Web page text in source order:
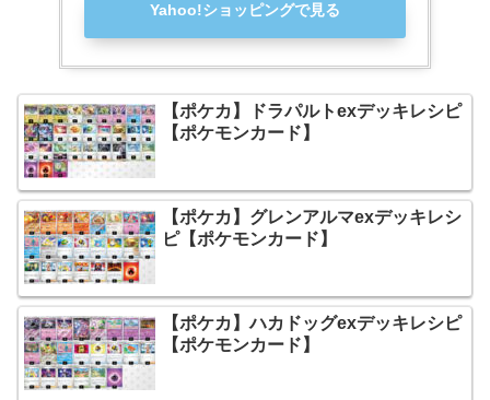
Yahoo!ショッピングで見る
【ポケカ】ドラパルトexデッキレシピ
【ポケモンカード】
【ポケカ】グレンアルマexデッキレシ
ピ【ポケモンカード】
【ポケカ】ハカドッグexデッキレシピ
【ポケモンカード】